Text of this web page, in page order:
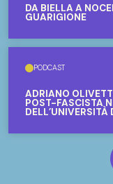
DA BIELLA A
GUARIGIONE
PODCAST
ADRIANO
POST-FASCISTA
DELL’UNIVERSITÀ